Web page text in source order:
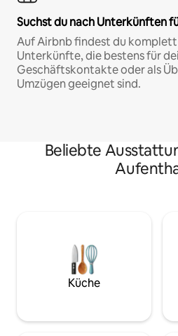
Suchst du nach Unterkünften
Auf Airbnb findest du
Unterkünfte, die bestens für
Geschäftskontakte oder als
Umzügen geeignet sind.
Beliebte
Küche